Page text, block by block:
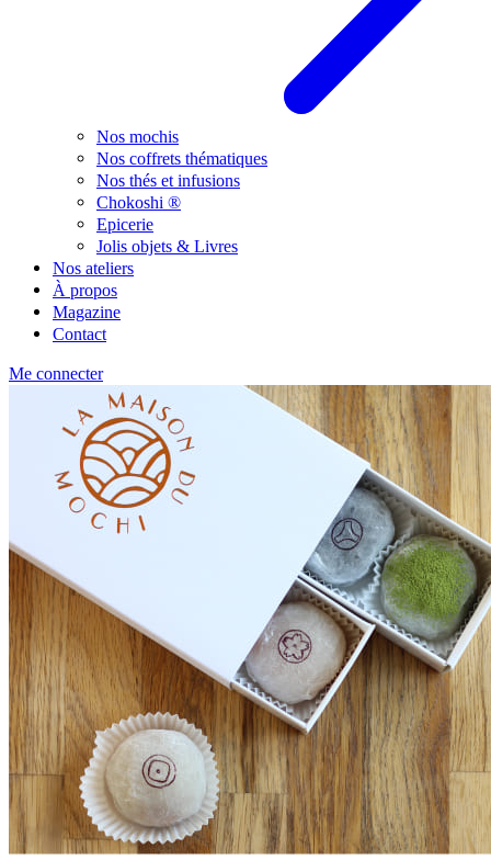
Nos mochis
Nos coffrets thématiques
Nos thés et infusions
Chokoshi ®
Epicerie
Jolis objets & Livres
Nos ateliers
À propos
Magazine
Contact
Me connecter